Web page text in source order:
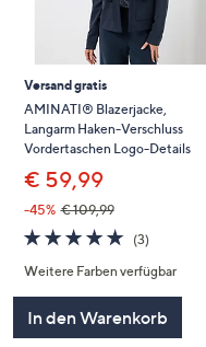
Versand gratis
AMINATI® Blazerjacke,
Langarm Haken-Verschluss
Vordertaschen Logo-Details
€ 59,99
-45% € 109,99
5.0
von
5
(3)3
Weitere Farben verfügbar
In den Warenkorb